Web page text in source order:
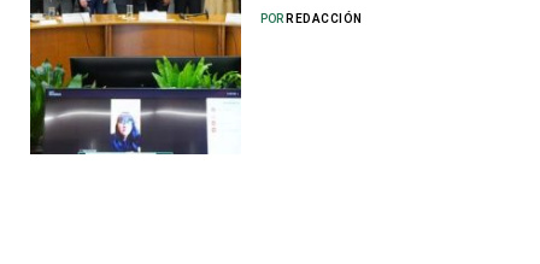
POR REDACCIÓN